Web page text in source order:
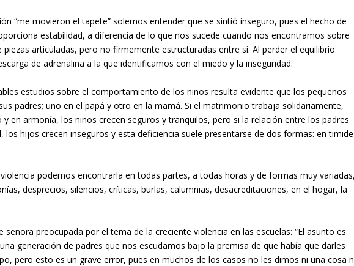
“me movieron el tapete” solemos entender que se sintió inseguro, pues el hecho de
estabilidad, a diferencia de lo que nos sucede cuando nos encontramos sobre
articuladas, pero no firmemente estructuradas entre sí. Al perder el equilibrio
de adrenalina a la que identificamos con el miedo y la inseguridad.
estudios sobre el comportamiento de los niños resulta evidente que los pequeños
padres; uno en el papá y otro en la mamá. Si el matrimonio trabaja solidariamente,
en armonía, los niños crecen seguros y tranquilos, pero si la relación entre los padres
los hijos crecen inseguros y esta deficiencia suele presentarse de dos formas: en
podemos encontrarla en todas partes, a todas horas y de formas muy
desprecios, silencios, críticas, burlas, calumnias, desacreditaciones, en el hogar, la
preocupada por el tema de la creciente violencia en las escuelas: “El asunto es
generación de padres que nos escudamos bajo la premisa de que había que darles
pero esto es un grave error, pues en muchos de los casos no les dimos ni una cosa